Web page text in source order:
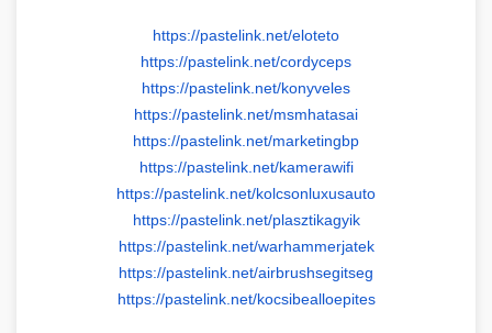
https://pastelink.net/eloteto
https://pastelink.net/cordyceps
https://pastelink.net/konyveles
https://pastelink.net/msmhatasai
https://pastelink.net/marketingbp
https://pastelink.net/kamerawifi
https://pastelink.net/kolcsonluxusauto
https://pastelink.net/plasztikagyik
https://pastelink.net/warhammerjatek
https://pastelink.net/airbrushsegitseg
https://pastelink.net/kocsibealloepites